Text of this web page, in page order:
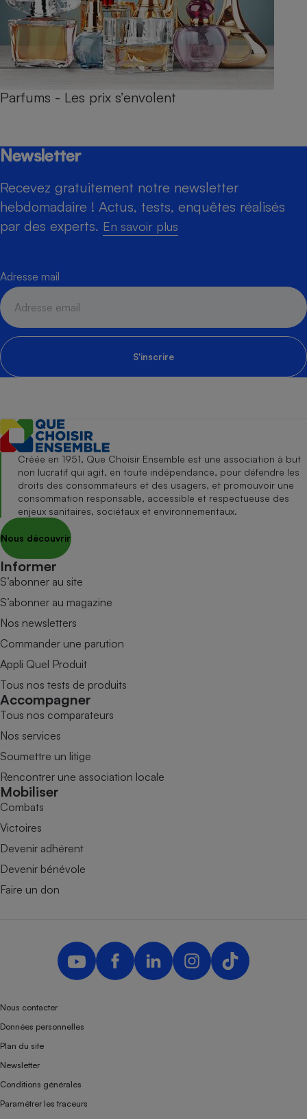
Parfums - Les prix s’envolent
Newsletter
Recevez gratuitement notre newsletter
hebdomadaire ! Actus, tests, enquêtes réalisés
par des experts. En savoir plus
Adresse mail
S'inscrire
Créée en 1951, Que Choisir Ensemble est une association à but
non lucratif qui agit, en toute indépendance, pour défendre les
droits des consommateurs et des usagers, et promouvoir une
consommation responsable, accessible et respectueuse des
enjeux sanitaires, sociétaux et environnementaux.
Nous découvrir
Informer
S’abonner au site
S’abonner au magazine
Nos newsletters
Commander une parution
Appli Quel Produit
Tous nos tests de produits
Accompagner
Tous nos comparateurs
Nos services
Soumettre un litige
Rencontrer une association locale
Mobiliser
Combats
Victoires
Devenir adhérent
Devenir bénévole
Faire un don
Nous contacter
Données personnelles
Plan du site
Newsletter
Conditions générales
Paramétrer les traceurs